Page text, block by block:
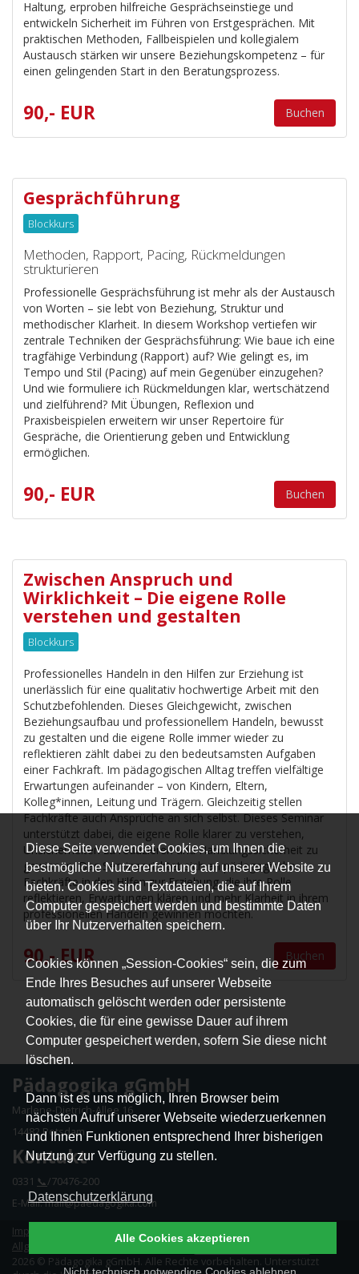
Diese Seite verwendet Cookies, um Ihnen die
bestmögliche Nutzererfahrung auf unserer Website zu
bieten. Cookies sind Textdateien, die auf Ihrem
Computer gespeichert werden und bestimmte Daten
über Ihr Nutzerverhalten speichern.
Cookies können „Session-Cookies“ sein, die zum
Ende Ihres Besuches auf unserer Webseite
automatisch gelöscht werden oder persistente
Cookies, die für eine gewisse Dauer auf ihrem
Computer gespeichert werden, sofern Sie diese nicht
löschen.
Dann ist es uns möglich, Ihren Browser beim
nächsten Aufruf unserer Webseite wiederzuerkennen
und Ihnen Funktionen entsprechend Ihrer bisherigen
Nutzung zur Verfügung zu stellen.
Datenschutzerklärung
Alle Cookies akzeptieren
Haltung, erproben hilfreiche Gesprächseinstiege und
entwickeln Sicherheit im Führen von Erstgesprächen. Mit
praktischen Methoden, Fallbeispielen und kollegialem
Austausch stärken wir unsere Beziehungskompetenz – für
einen gelingenden Start in den Beratungsprozess.
90,- EUR Buchen
Gesprächführung
Blockkurs
Methoden, Rapport, Pacing, Rückmeldungen
strukturieren
Professionelle Gesprächsführung ist mehr als der Austausch
von Worten – sie lebt von Beziehung, Struktur und
methodischer Klarheit. In diesem Workshop vertiefen wir
zentrale Techniken der Gesprächsführung: Wie baue ich eine
tragfähige Verbindung (Rapport) auf? Wie gelingt es, im
Tempo und Stil (Pacing) auf mein Gegenüber einzugehen?
Und wie formuliere ich Rückmeldungen klar, wertschätzend
und zielführend? Mit Übungen, Reflexion und
Praxisbeispielen erweitern wir unser Repertoire für
Gespräche, die Orientierung geben und Entwicklung
ermöglichen.
90,- EUR Buchen
Zwischen Anspruch und
Wirklichkeit – Die eigene Rolle
verstehen und gestalten
Blockkurs
Professionelles Handeln in den Hilfen zur Erziehung ist
unerlässlich für eine qualitativ hochwertige Arbeit mit den
Schutzbefohlenden. Dieses Gleichgewicht, zwischen
Beziehungsaufbau und professionellem Handeln, bewusst
zu gestalten und die eigene Rolle immer wieder zu
reflektieren zählt dabei zu den bedeutsamsten Aufgaben
einer Fachkraft. Im pädagogischen Alltag treffen vielfältige
Erwartungen aufeinander – von Kindern, Eltern,
Kolleg*innen, Leitung und Trägern. Gleichzeitig stellen
Fachkräfte auch Ansprüche an sich selbst. Dieses Seminar
unterstützt dabei, die eigene Rolle klarer zu verstehen,
Unsicherheiten zu reduzieren und Handlungssicherheit zu
gewinnen. Das Seminar richtet sich an pädagogische
Fachkräfte in den Hilfen zur Erziehung, die ihre Rolle
reflektieren, Erwartungen klären und mehr Klarheit in ihrem
professionellen Handeln gewinnen möchten.
90,- EUR Buchen
Pädagogika gGmbH
Marlene-Dietrich-Allee 16
14482 Potsdam
Kontakt
0331 📞/70476-200
E-Mail: mail@paedagogika.com
Impressum Datenschutz | Erklärung zur Barrierefreiheit
Allgemeine Geschäftsbedingungen|
Vertrag widerrufen
2026 © Pädagogika gGmbH. Alle Rechte vorbehalten. Unterstützt